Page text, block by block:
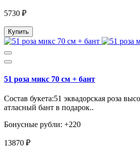
5730 ₽
Купить
51 роза микс 70 см + бант
Состав букета:51 эквадорская роза
атласный бант в подарок..
Бонусные рубли: +220
13870 ₽